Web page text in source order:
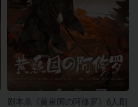
剧本杀《黄泉国の阿修罗》6人剧